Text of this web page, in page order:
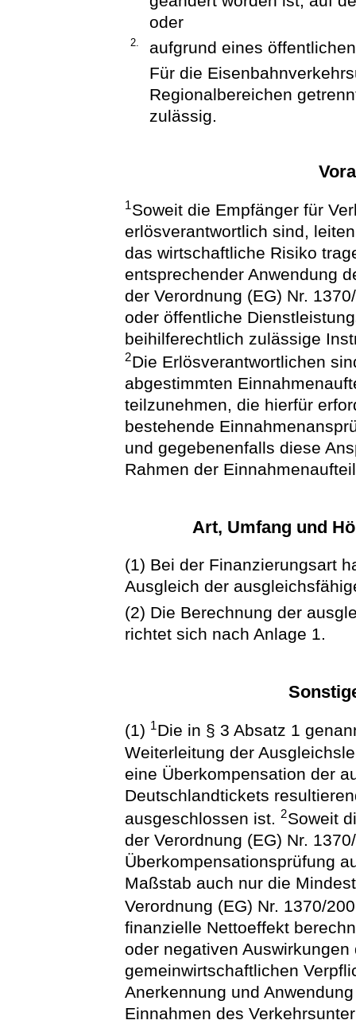
oder
2.
aufgrund eines
Für die
Regionalbereichen
zulässig.
1Soweit die Empfänger für
erlösverantwortlich sind,
das wirtschaftliche Risiko
entsprechender Anwendung
der Verordnung (EG) Nr.
oder öffentliche
beihilferechtlich zulässige
2Die Erlösverantwortlichen
abgestimmten
teilzunehmen, die hierfür
bestehende
und gegebenenfalls diese
Rahmen der
Art, Umfang und
(1) Bei der Finanzierungsart
Ausgleich der
(2) Die Berechnung der
richtet sich nach Anlage 1.
(1) 1Die in § 3 Absatz 1
Weiterleitung der
eine Überkompensation der
Deutschlandtickets
ausgeschlossen ist.2Soweit
der Verordnung (EG) Nr.
Überkompensationsprüfung
Maßstab auch nur die
Verordnung (EG) Nr. 1370/
finanzielle Nettoeffekt
oder negativen
gemeinwirtschaftlichen
Anerkennung und
Einnahmen des